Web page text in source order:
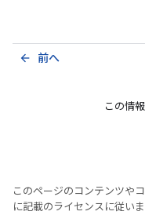
前へ
arrow_back
この情
このページのコンテンツや
に記載のライセンスに従い